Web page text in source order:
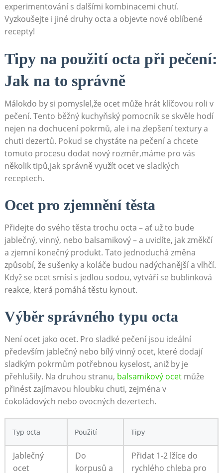
experimentování s⁤ dalšími kombinacemi chutí.
Vyzkoušejte i jiné druhy octa a objevte nové oblíbené
recepty!
Tipy na použití​ octa při pečení:
Jak na to správně
Málokdo by si pomyslel,že ocet může hrát klíčovou roli v
pečení. ‍Tento běžný kuchyňský pomocník se skvěle hodí⁣
nejen na dochucení pokrmů, ale i⁤ na zlepšení textury ​a
chuti dezertů. Pokud se chystáte na pečení a⁢ chcete
tomuto procesu ‍dodat nový rozměr,máme pro vás
několik ‍tipů,jak správně využít ocet ve ‍sladkých
receptech.
Ocet pro zjemnění těsta
Přidejte do ‌svého ‌těsta trochu octa – ať už to bude
jablečný,⁢ vinný, nebo ‌balsamikový – a uvidíte, jak ⁣změkčí
a zjemní konečný ⁤produkt. Tato jednoduchá změna
způsobí, že⁣ sušenky a koláče budou nadýchanější a vlhčí.
Když se ​ocet smísí s jedlou sodou, vytváří se bublinková
reakce, která pomáhá těstu kynout.
Výběr‍ správného typu⁣ octa
Není ocet⁢ jako ocet. Pro sladké pečení jsou ideální
především jablečný nebo bílý vinný ocet, které dodají
sladkým pokrmům potřebnou kyselost, aniž by‍ je
přehlušily. Na druhou stranu, balsamikový ocetmůže
přinést zajímavou hloubku chuti, ⁣zejména​ v‌
čokoládových nebo⁤ ovocných dezertech.
Typ octa Použití Tipy
Jablečný
ocet
Do
korpusů a
Přidat 1-2 lžíce do
rychlého chleba pro